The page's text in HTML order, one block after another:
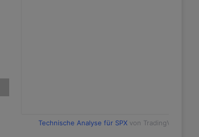
Technische Analyse für SPXvon TradingView